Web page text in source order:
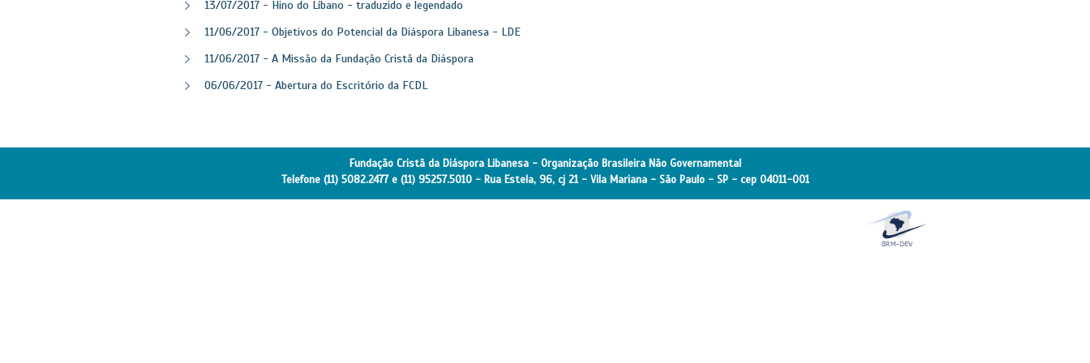
13/07/2017 - Hino do Líbano - traduzido e legendado
11/06/2017 - Objetivos do Potencial da Diáspora Libanesa - LDE
11/06/2017 - A Missão da Fundação Cristã da Diáspora
06/06/2017 - Abertura do Escritório da FCDL
Fundação Cristã da Diáspora Libanesa - Organização Brasileira Não Governamental
Telefone (11) 5082.2477 e (11) 95257.5010 - Rua Estela, 96, cj 21 - Vila Mariana - São Paulo - SP - cep 04011-001